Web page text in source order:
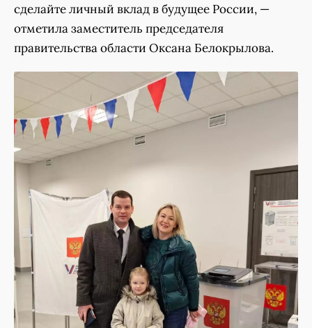
сделайте личный вклад в будущее России, —
отметила заместитель председателя
правительства области Оксана Белокрылова.